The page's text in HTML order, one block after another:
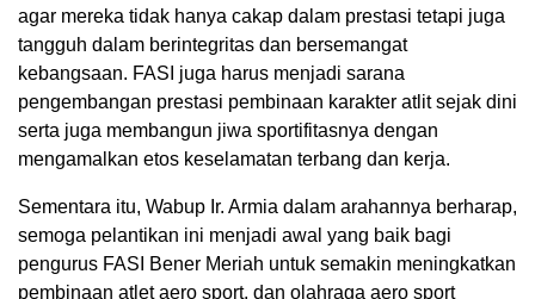
agar mereka tidak hanya cakap dalam prestasi tetapi juga
tangguh dalam berintegritas dan bersemangat
kebangsaan. FASI juga harus menjadi sarana
pengembangan prestasi pembinaan karakter atlit sejak dini
serta juga membangun jiwa sportifitasnya dengan
mengamalkan etos keselamatan terbang dan kerja.
Sementara itu, Wabup Ir. Armia dalam arahannya berharap,
semoga pelantikan ini menjadi awal yang baik bagi
pengurus FASI Bener Meriah untuk semakin meningkatkan
pembinaan atlet aero sport, dan olahraga aero sport